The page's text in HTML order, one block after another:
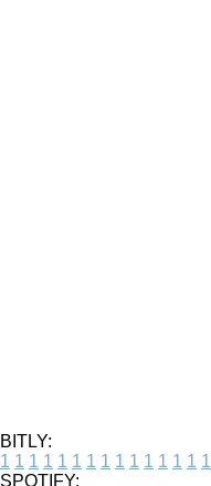
BITLY:
1 1 1 1 1 1 1 1 1 1 1 1 1 1 1
SPOTIFY: